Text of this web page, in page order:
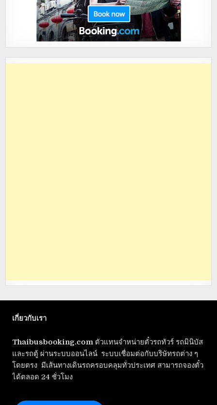
เกี่ยวกับเรา
Thaibusbooking.com ตัวแทนจำหน่ายตั๋วรถทัวร์ รถมินิบัส
และรถตู้ ผ่านระบบออนไลน์ ระบบเชื่อมต่อกับบริษัทรถต่าง ๆ
โดยตรง มีเส้นทางเดินรถครอบคลุมทั่วประเทศ สามารถจองตั๋ว
ได้ตลอด 24 ชั่วโมง